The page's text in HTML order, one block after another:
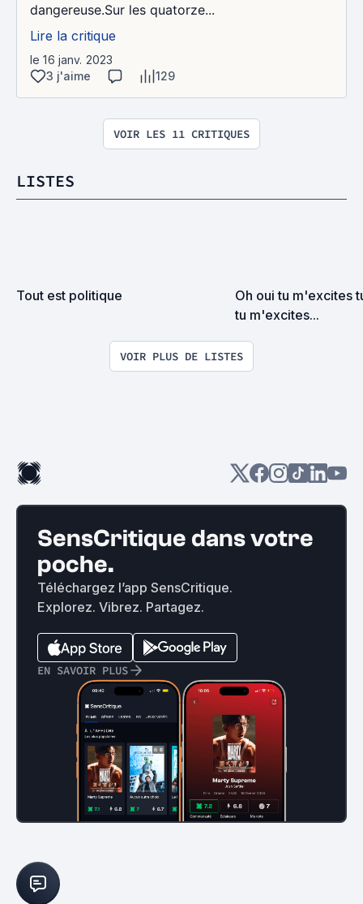
dangereuse.Sur les quatorze...
Lire la critique
le 16 janv. 2023
3 j'aime
129
VOIR LES 11 CRITIQUES
LISTES
Tout est politique
Oh oui tu m'excites
tu m'excites...
VOIR PLUS DE LISTES
SensCritique dans votre
poche.
Téléchargez l’app SensCritique.
Explorez. Vibrez. Partagez.
EN SAVOIR PLUS